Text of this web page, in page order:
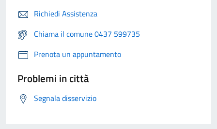
Richiedi Assistenza
Chiama il comune 0437 599735
Prenota un appuntamento
Problemi in città
Segnala disservizio